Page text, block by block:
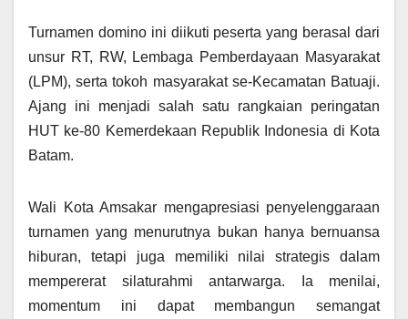
Turnamen domino ini diikuti peserta yang berasal dari
unsur RT, RW, Lembaga Pemberdayaan Masyarakat
(LPM), serta tokoh masyarakat se-Kecamatan Batuaji.
Ajang ini menjadi salah satu rangkaian peringatan
HUT ke-80 Kemerdekaan Republik Indonesia di Kota
Batam.
Wali Kota Amsakar mengapresiasi penyelenggaraan
turnamen yang menurutnya bukan hanya bernuansa
hiburan, tetapi juga memiliki nilai strategis dalam
mempererat silaturahmi antarwarga. Ia menilai,
momentum ini dapat membangun semangat